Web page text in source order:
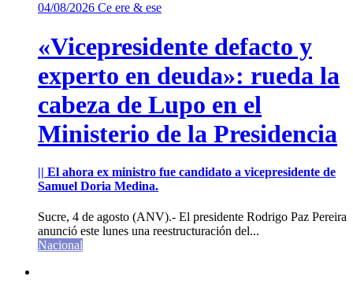
04/08/2026 Ce ere & ese
«Vicepresidente defacto y
experto en deuda»: rueda la
cabeza de Lupo en el
Ministerio de la Presidencia
|| El ahora ex ministro fue candidato a vicepresidente de
Samuel Doria Medina.
Sucre, 4 de agosto (ANV).- El presidente Rodrigo Paz Pereira
anunció este lunes una reestructuración del...
Nacional